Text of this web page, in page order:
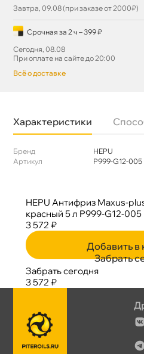
Завтра, 09.08 (при заказе от 2000₽)
Срочная за 2 ч – 399 ₽
Сегодня, 08.08
При оплате на сайте до 20:00
сё о доставке
Характеристики
Бренд
HEPU
Артикул
P999-G12-005
HEPU Антифриз Maxus-
красный 5 л P999-G12-005
3 572 ₽
Добавить в
Забрать
Забрать сегодня
3 572 ₽